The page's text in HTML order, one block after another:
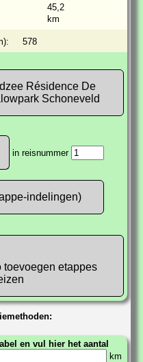
45,2
km
578
Résidence De
Schoneveld
in reisnummer
indelingen)
toevoegen etappes
en vul hier het aantal
km